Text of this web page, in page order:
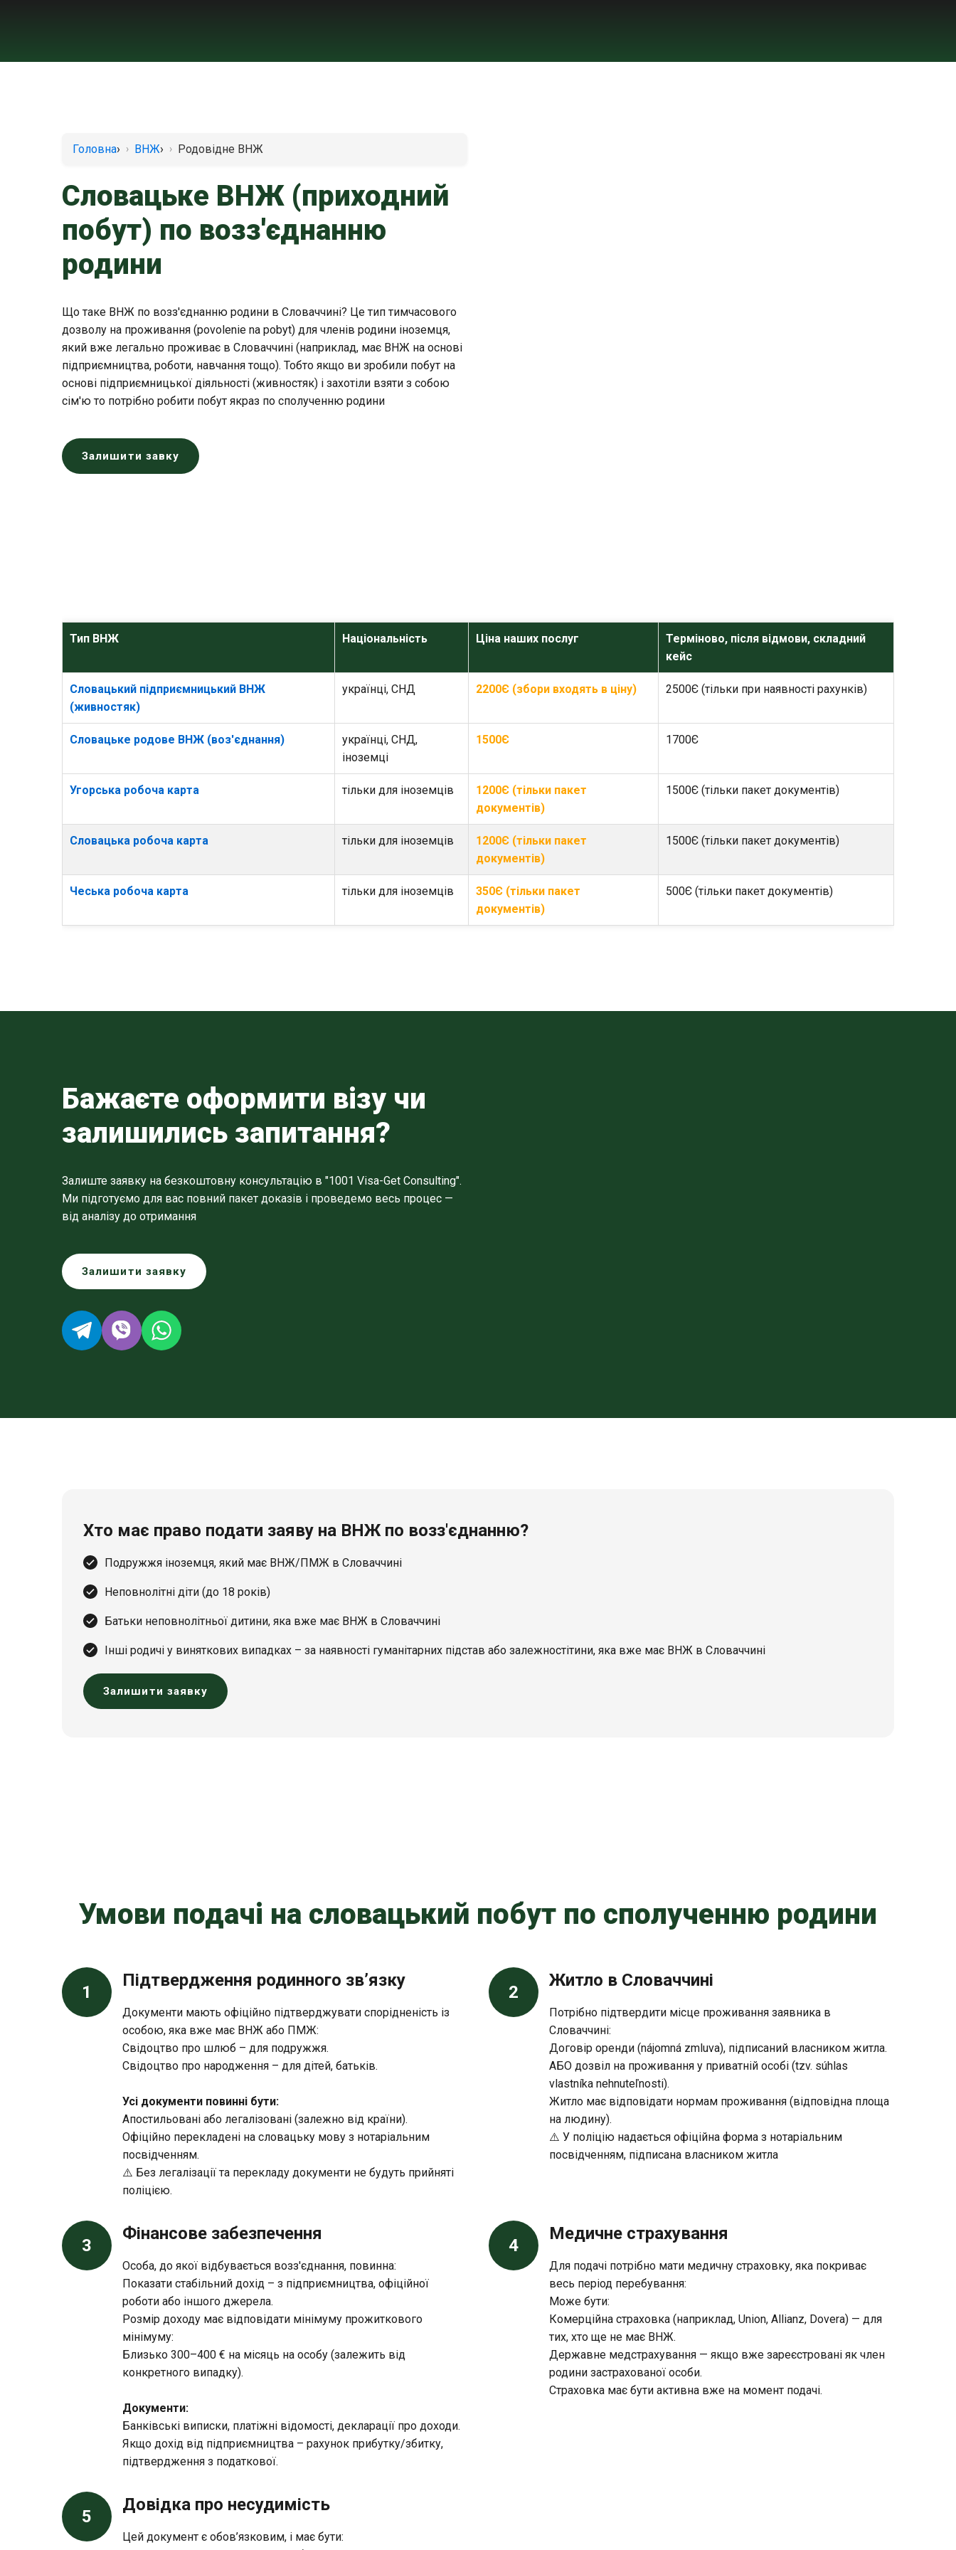
Головна› ВНЖ› Родовідне ВНЖ
Словацьке ВНЖ (приходний
побут) по возз'єднанню
родини
Що таке ВНЖ по возз'єднанню родини в Словаччині? Це тип тимчасового
дозволу на проживання (povolenie na pobyt) для членів родини іноземця,
який вже легально проживає в Словаччині (наприклад, має ВНЖ на основі
підприємництва, роботи, навчання тощо). Тобто якщо ви зробили побут на
основі підприємницької діяльності (живностяк) і захотіли взяти з собою
сім'ю то потрібно робити побут якраз по сполученню родини
Залишити завку
Тип ВНЖ Національність Ціна наших послуг
Терміново, після відмови, складний
кейс
Словацький підприємницький ВНЖ
(живностяк)
українці, СНД 2200Є (збори входять в ціну) 2500Є (тільки при наявності рахунків)
Словацьке родове ВНЖ (воз'єднання)
українці, СНД,
іноземці
1500Є 1700Є
Угорська робоча карта тільки для іноземців
1200Є (тільки пакет
документів)
1500Є (тільки пакет документів)
Словацька робоча карта тільки для іноземців
1200Є (тільки пакет
документів)
1500Є (тільки пакет документів)
Чеська робоча карта тільки для іноземців
350Є (тільки пакет
документів)
500Є (тільки пакет документів)
Бажаєте оформити візу чи
залишились запитання?
Залиште заявку на безкоштовну консультацію в "1001 Visa-Get Consulting".
Ми підготуємо для вас повний пакет доказів і проведемо весь процес —
від аналізу до отримання
Залишити заявку
Хто має право подати заяву на ВНЖ по возз'єднанню?
Подружжя іноземця, який має ВНЖ/ПМЖ в Словаччині
Неповнолітні діти (до 18 років)
Батьки неповнолітньої дитини, яка вже має ВНЖ в Словаччині
Інші родичі у виняткових випадках – за наявності гуманітарних підстав або залежностітини, яка вже має ВНЖ в Словаччині
Залишити заявку
Умови подачі на словацький побут по сполученню родини
1
Підтвердження родинного зв’язку
Документи мають офіційно підтверджувати спорідненість із
особою, яка вже має ВНЖ або ПМЖ:
Свідоцтво про шлюб – для подружжя.
Свідоцтво про народження – для дітей, батьків.
Усі документи повинні бути:
Апостильовані або легалізовані (залежно від країни).
Офіційно перекладені на словацьку мову з нотаріальним
посвідченням.
⚠️ Без легалізації та перекладу документи не будуть прийняті
поліцією.
2
Житло в Словаччині
Потрібно підтвердити місце проживання заявника в
Словаччині:
Договір оренди (nájomná zmluva), підписаний власником житла.
АБО дозвіл на проживання у приватній особі (tzv. súhlas
vlastníka nehnuteľnosti).
Житло має відповідати нормам проживання (відповідна площа
на людину).
⚠️ У поліцію надається офіційна форма з нотаріальним
посвідченням, підписана власником житла
3
Фінансове забезпечення
Особа, до якої відбувається возз'єднання, повинна:
Показати стабільний дохід – з підприємництва, офіційної
роботи або іншого джерела.
Розмір доходу має відповідати мінімуму прожиткового
мінімуму:
Близько 300–400 € на місяць на особу (залежить від
конкретного випадку).
Документи:
Банківські виписки, платіжні відомості, декларації про доходи.
Якщо дохід від підприємництва – рахунок прибутку/збитку,
підтвердження з податкової.
4
Медичне страхування
Для подачі потрібно мати медичну страховку, яка покриває
весь період перебування:
Може бути:
Комерційна страховка (наприклад, Union, Allianz, Dovera) — для
тих, хто ще не має ВНЖ.
Державне медстрахування — якщо вже зареєстровані як член
родини застрахованої особи.
Страховка має бути активна вже на момент подачі.
5
Довідка про несудимість
Цей документ є обов’язковим, і має бути: